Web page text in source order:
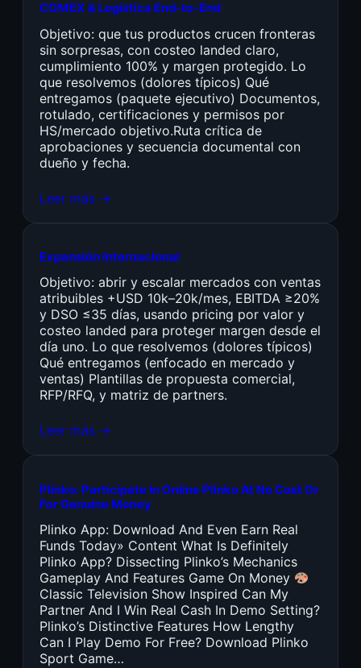
COMEX & Logística End-to-End
Objetivo: que tus productos crucen fronteras
sin sorpresas, con costeo landed claro,
cumplimiento 100% y margen protegido. Lo
que resolvemos (dolores típicos) Qué
entregamos (paquete ejecutivo) Documentos,
rotulado, certificaciones y permisos por
HS/mercado objetivo.Ruta crítica de
aprobaciones y secuencia documental con
dueño y fecha.
Leer más →
Expansión Internacional
Objetivo: abrir y escalar mercados con ventas
atribuibles +USD 10k–20k/mes, EBITDA ≥20%
y DSO ≤35 días, usando pricing por valor y
costeo landed para proteger margen desde el
día uno. Lo que resolvemos (dolores típicos)
Qué entregamos (enfocado en mercado y
ventas) Plantillas de propuesta comercial,
RFP/RFQ, y matriz de partners.
Leer más →
Plinko: Participate In Online Plinko At No Cost Or
For Genuine Money
Plinko App: Download And Even Earn Real
Funds Today» Content What Is Definitely
Plinko App? Dissecting Plinko’s Mechanics
Gameplay And Features Game On Money
Classic Television Show Inspired Can My
Partner And I Win Real Cash In Demo Setting?
Plinko’s Distinctive Features How Lengthy
Can I Play Demo For Free? Download Plinko
Sport Game…